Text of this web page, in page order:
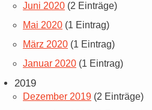
Juni 2020 (2 Einträge)
Mai 2020 (1 Eintrag)
März 2020 (1 Eintrag)
Januar 2020 (1 Eintrag)
2019
Dezember 2019 (2 Einträge)